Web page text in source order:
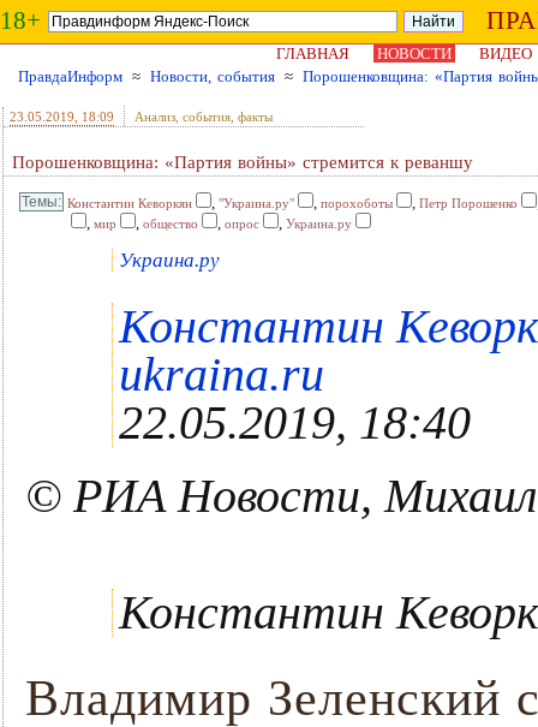
18+
ГЛАВНАЯ НОВОСТИ
ВИДЕО
ПравдаИнформ ≈ Новости, события ≈ Порошенковщина: «Партия
23.05.2019 , 18:09 Анализ, события, факты
Порошенковщина: «Партия войны» стремится к реваншу
Константин Кеворкян , "Украина.ру" , порохоботы , Петр Порошенко
, мир , общество , опрос , Украина.ру
Украина.ру
Константин
ukraina.ru
22.05.2019, 18:40
© РИА Новости,
Константин
Владимир Зеленский